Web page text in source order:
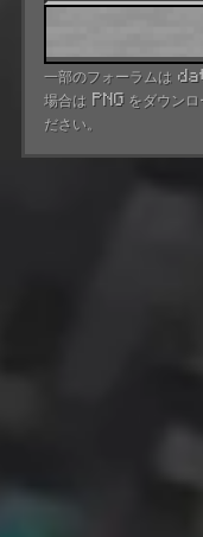
一部のフォーラムは
場合は PNG をダウンロ
ださい。